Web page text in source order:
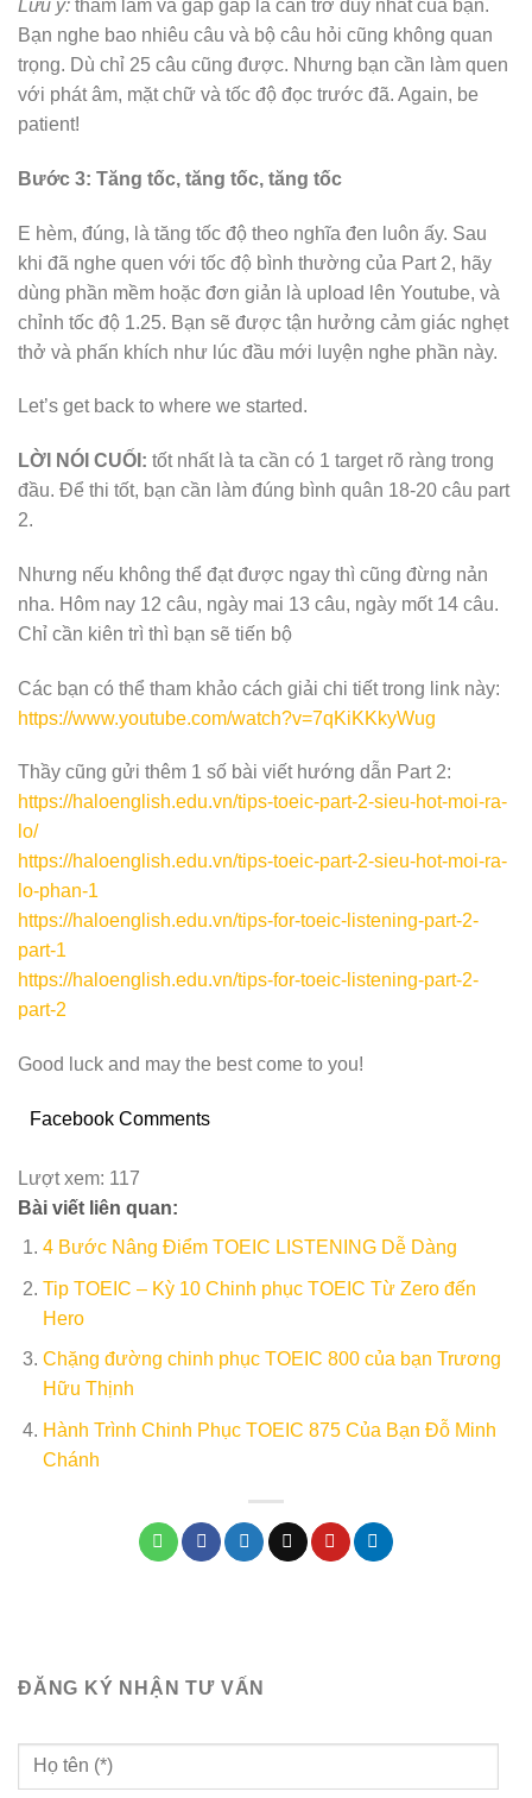
Lưu ý: tham lam và gấp gáp là cản trở duy nhất của bạn.
Bạn nghe bao nhiêu câu và bộ câu hỏi cũng không quan
trọng. Dù chỉ 25 câu cũng được. Nhưng bạn cần làm quen
với phát âm, mặt chữ và tốc độ đọc trước đã. Again, be
patient!
Bước 3: Tăng tốc, tăng tốc, tăng tốc
E hèm, đúng, là tăng tốc độ theo nghĩa đen luôn ấy. Sau
khi đã nghe quen với tốc độ bình thường của Part 2, hãy
dùng phần mềm hoặc đơn giản là upload lên Youtube, và
chỉnh tốc độ 1.25. Bạn sẽ được tận hưởng cảm giác nghẹt
thở và phấn khích như lúc đầu mới luyện nghe phần này.
Let’s get back to where we started.
LỜI NÓI CUỐI: tốt nhất là ta cần có 1 target rõ ràng trong
đầu. Để thi tốt, bạn cần làm đúng bình quân 18-20 câu part
2.
Nhưng nếu không thể đạt được ngay thì cũng đừng nản
nha. Hôm nay 12 câu, ngày mai 13 câu, ngày mốt 14 câu.
Chỉ cần kiên trì thì bạn sẽ tiến bộ
Các bạn có thể tham khảo cách giải chi tiết trong link này:
https://www.youtube.com/watch?v=7qKiKKkyWug
Thầy cũng gửi thêm 1 số bài viết hướng dẫn Part 2:
https://haloenglish.edu.vn/tips-toeic-part-2-sieu-hot-moi-ra-
lo/
https://haloenglish.edu.vn/tips-toeic-part-2-sieu-hot-moi-ra-
lo-phan-1
https://haloenglish.edu.vn/tips-for-toeic-listening-part-2-
part-1
https://haloenglish.edu.vn/tips-for-toeic-listening-part-2-
part-2
Good luck and may the best come to you!
Facebook Comments
Lượt xem: 117
Bài viết liên quan:
4 Bước Nâng Điểm TOEIC LISTENING Dễ Dàng
Tip TOEIC – Kỳ 10 Chinh phục TOEIC Từ Zero đến
Hero
Chặng đường chinh phục TOEIC 800 của bạn Trương
Hữu Thịnh
Hành Trình Chinh Phục TOEIC 875 Của Bạn Đỗ Minh
Chánh
ĐĂNG KÝ NHẬN TƯ VẤN